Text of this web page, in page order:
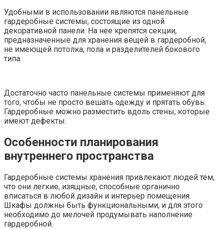
Удобными в использовании являются панельные
гардеробные системы, состоящие из одной
декоративной панели. На нее крепятся секции,
предназначенные для хранения вещей в гардеробной,
не имеющей потолка, пола и разделителей бокового
типа.
Достаточно часто панельные системы применяют для
того, чтобы не просто вешать одежду и прятать обувь.
Гардеробные можно разместить вдоль стены, которые
имеют дефекты.
Особенности планирования
внутреннего пространства
Гардеробные системы хранения привлекают людей тем,
что они легкие, изящные, способные органично
вписаться в любой дизайн и интерьер помещения.
Шкафы должны быть функциональными, и для этого
необходимо до мелочей продумывать наполнение
гардеробной.